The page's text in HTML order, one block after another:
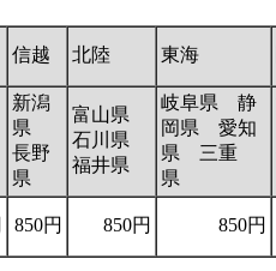
信越 北陸 東海
新潟
県
長野
県
富山県
石川県
福井県
岐阜県 静
岡県 愛知
県 三重
県
850円 850円 850円